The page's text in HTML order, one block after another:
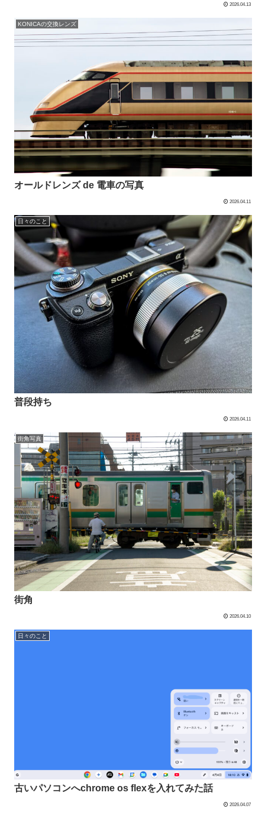
2026.04.13
KONICAの交換レンズ
オールドレンズ de 電車の写真
2026.04.11
日々のこと
普段持ち
2026.04.11
街角写真
街角
2026.04.10
日々のこと
古いパソコンへchrome os flexを入れてみた話
2026.04.07